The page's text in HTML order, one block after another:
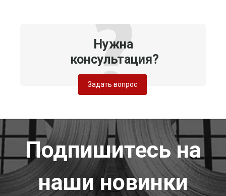
Нужна
консультация?
Задать вопрос
Подпишитесь на
наши новинки